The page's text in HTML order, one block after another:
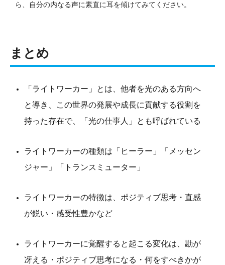
ら、自分の内なる声に素直に耳を傾けてみてください。
まとめ
「ライトワーカー」とは、他者を光のある方向へ
と導き、この世界の発展や成長に貢献する役割を
持った存在で、「光の仕事人」とも呼ばれている
ライトワーカーの種類は「ヒーラー」「メッセン
ジャー」「トランスミューター」
ライトワーカーの特徴は、ポジティブ思考・直感
が鋭い・感受性豊かなど
ライトワーカーに覚醒すると起こる変化は、勘が
冴える・ポジティブ思考になる・何をすべきかが